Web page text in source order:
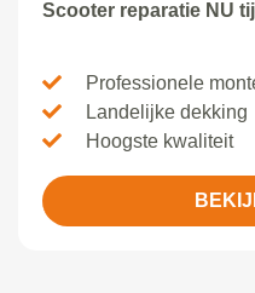
Scooter reparatie NU
Professionele
Landelijke dekking
Hoogste kwaliteit